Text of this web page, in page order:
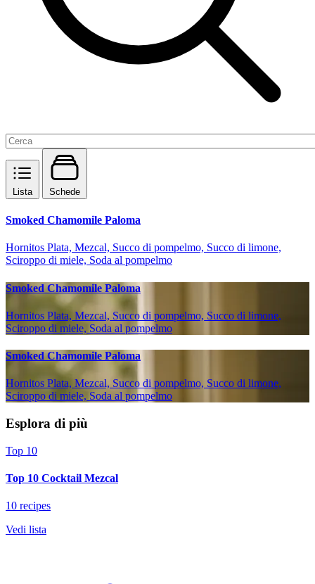
Lista Schede
Smoked Chamomile Paloma
Hornitos Plata, Mezcal, Succo di pompelmo, Succo di limone,
Sciroppo di miele, Soda al pompelmo
Smoked Chamomile Paloma
Hornitos Plata, Mezcal, Succo di pompelmo, Succo di limone,
Sciroppo di miele, Soda al pompelmo
Smoked Chamomile Paloma
Hornitos Plata, Mezcal, Succo di pompelmo, Succo di limone,
Sciroppo di miele, Soda al pompelmo
Esplora di più
Top 10
Top 10 Cocktail Mezcal
10 recipes
Vedi lista